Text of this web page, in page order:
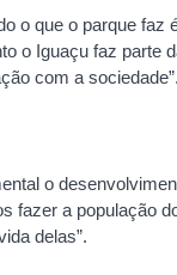
o que o parque
o Iguaçu faz parte
com a sociedade”.
o
fazer a população
delas”.